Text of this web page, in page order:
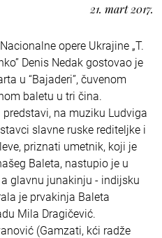
21. mart 2017.
opere Ukrajine „T.
Denis Nedak gostovao je
u “Bajaderi”, čuvenom
baletu u tri čina.
predstavi, na muziku Ludviga
slavne ruske rediteljke i
priznati umetnik, koji je
Baleta, nastupio je u
glavnu junakinju - indijsku
je prvakinja Baleta
Mila Dragičević.
(Gamzati, kći radže